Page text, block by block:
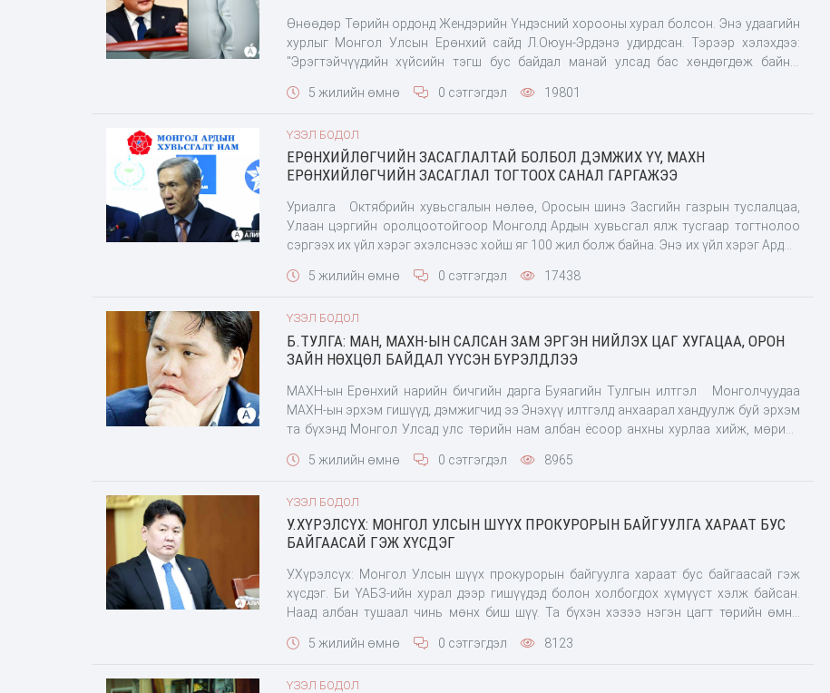
Өнөөдөр Төрийн ордонд Жендэрийн Үндэсний хорооны хурал болсон. Энэ удаагийн
хурлыг Монгол Улсын Ерөнхий сайд Л.Оюун-Эрдэнэ удирдсан. Тэрээр хэлэхдээ:
"Эрэгтэйчүүдийн хүйсийн тэгш бус байдал манай улсад бас хөндөгдөж байна.
дундаж наслалт буурч байгаа нь
5 жилийн өмнө 0 сэтгэгдэл 19801
ҮЗЭЛ БОДОЛ
ЕРӨНХИЙЛӨГЧИЙН ЗАСАГЛАЛТАЙ БОЛБОЛ ДЭМЖИХ ҮҮ, МАХН
ЕРӨНХИЙЛӨГЧИЙН ЗАСАГЛАЛ ТОГТООХ САНАЛ ГАРГАЖЭЭ
Уриалга Октябрийн хувьсгалын нөлөө, Оросын шинэ Засгийн газрын туслалцаа,
Улаан цэргийн оролцоотойгоор Монголд Ардын хувьсгал ялж тусгаар тогтнолоо
сэргээх их үйл хэрэг эхэлснээс хойш яг 100 жил болж байна. Энэ их үйл хэрэг Ардын
цэргүүд 1921 оны 03 дугаар сар
5 жилийн өмнө 0 сэтгэгдэл 17438
ҮЗЭЛ БОДОЛ
Б.ТУЛГА: МАН, МАХН-ЫН САЛСАН ЗАМ ЭРГЭН НИЙЛЭХ ЦАГ ХУГАЦАА, ОРОН
ЗАЙН НӨХЦӨЛ БАЙДАЛ ҮҮСЭН БҮРЭЛДЛЭЭ
МАХН-ын Ерөнхий нарийн бичгийн дарга Буяагийн Тулгын илтгэл Монголчуудаа
МАХН-ын эрхэм гишүүд, дэмжигчид ээ Энэхүү илтгэлд анхаарал хандуулж буй эрхэм
та бүхэнд Монгол Улсад улс төрийн нам албан ёсоор анхны хурлаа хийж, мөрийн
өдөр, эх орончдын бая
5 жилийн өмнө 0 сэтгэгдэл 8965
ҮЗЭЛ БОДОЛ
У.ХҮРЭЛСҮХ: МОНГОЛ УЛСЫН ШҮҮХ ПРОКУРОРЫН БАЙГУУЛГА ХАРААТ БУС
БАЙГААСАЙ ГЭЖ ХҮСДЭГ
У.Хүрэлсүх: Монгол Улсын шүүх прокурорын байгуулга хараат бус байгаасай гэж
хүсдэг. Би ҮАБЗ-ийн хурал дээр гишүүдэд болон холбогдох хүмүүст хэлж байсан.
Наад албан тушаал чинь мөнх биш шүү. Та бүхэн хэзээ нэгэн цагт төрийн өмнө
хууль зөрчвөл энэ Монголын төрд хууль биелүүлдэг газар үгүй болно шүү гэдгийг
5 жилийн өмнө 0 сэтгэгдэл 8123
ҮЗЭЛ БОДОЛ